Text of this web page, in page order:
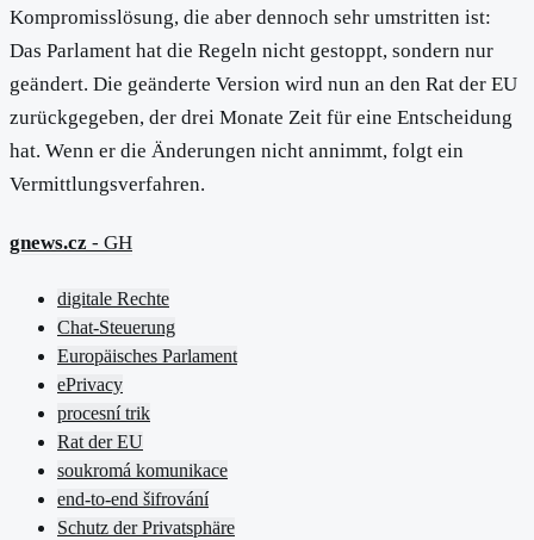
Kompromisslösung, die aber dennoch sehr umstritten ist:
Das Parlament hat die Regeln nicht gestoppt, sondern nur
geändert. Die geänderte Version wird nun an den Rat der EU
zurückgegeben, der drei Monate Zeit für eine Entscheidung
hat. Wenn er die Änderungen nicht annimmt, folgt ein
Vermittlungsverfahren.
gnews.cz - GH
digitale Rechte
Chat-Steuerung
Europäisches Parlament
ePrivacy
procesní trik
Rat der EU
soukromá komunikace
end-to-end šifrování
Schutz der Privatsphäre